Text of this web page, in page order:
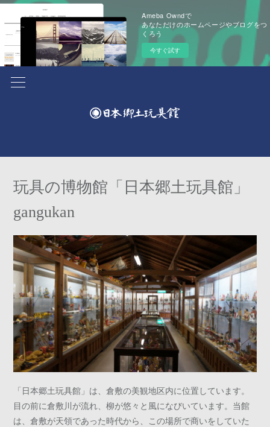
Ameba Owndで
あなただけのホームページやブログをつ
くろう
今すぐ試す
玩具の博物館「日本郷土玩具館」
gangukan
「日本郷土玩具館」は、倉敷の美観地区内に位置しています。
目の前に倉敷川が流れ、柳が悠々と風になびいています。当館
は、倉敷が天領であった時代から、この場所で商いをしていた